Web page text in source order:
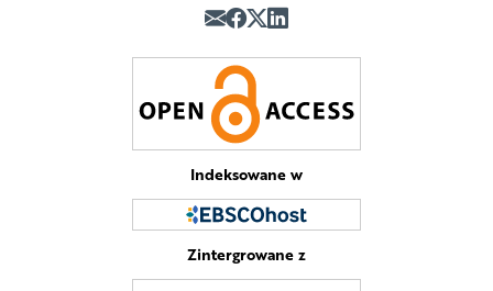
Indeksowane w
Zintergrowane z